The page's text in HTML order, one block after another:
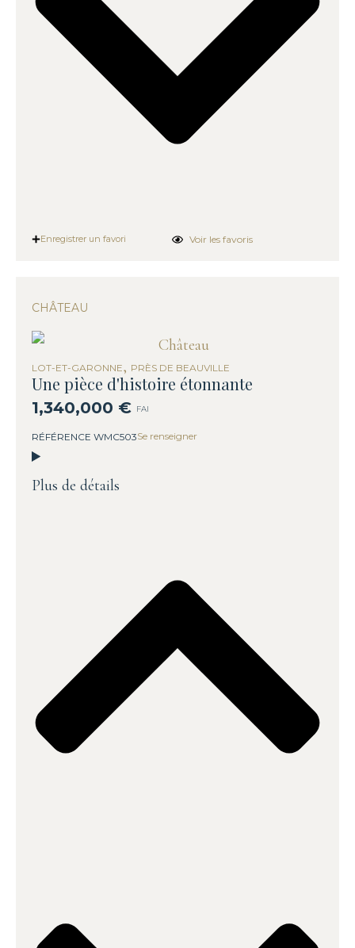
Enregistrer un favori Voir les favoris
CHÂTEAU
LOT-ET-GARONNE, PRÈS DE BEAUVILLE
Une pièce d'histoire étonnante
1,340,000 € FAI
RÉFÉRENCE WMC503Se renseigner
Plus de détails